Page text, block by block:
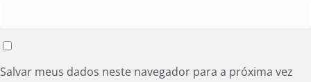
Salvar meus dados neste navegador para a próxima vez